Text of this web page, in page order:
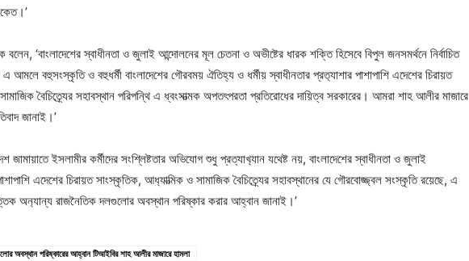
বলেন, ‘বাংলাদেশের স্বাধীনতা ও জুলাই আন্দোলনের মূল চেতনা ও অভীষ্টের ধারক শক্তি হিসেবে বিপুল জনসমর্থনে নির্বাচিত
আমলে বহুসংস্কৃতি ও বহুধর্মী বাংলাদেশের গৌরবময় ঐতিহ্য ও ধর্মীয় স্বাধীনতার প্রত‍্যাশার পাশাপাশি এদেশের চিরায়ত
বৈচিত্র্যের সহাবস্থান পরিপন্থি এ ধ্বংসাত্মক অপতৎপরতা প্রতিরোধের দায়িত্ব সরকারের। আমরা শাহ আলীর মাজারে
জানাই।’
জামায়াতে ইসলামীর কর্মীদের সংশ্লিষ্টতার অভিযোগ শুধু প্রত্যাখ‍্যান যথেষ্ট নয়, বাংলাদেশের স্বাধীনতা ও জুলাই
এদেশের চিরায়ত সাংস্কৃতিক, আধ‍্যাত্মিক ও সামাজিক বৈচিত্র্যের সহাবস্থানের যে গৌরবোজ্জ্বল সংস্কৃতি রয়েছে, এ
অন‍্যান্য রাজনৈতিক দলগুলোর অবস্থান পরিষ্কার করার আহ্বান জানাই।’
অবস্থান পরিষ্কারের আহ্বান টিআইবির শাহ আলীর মাজারে হামলা